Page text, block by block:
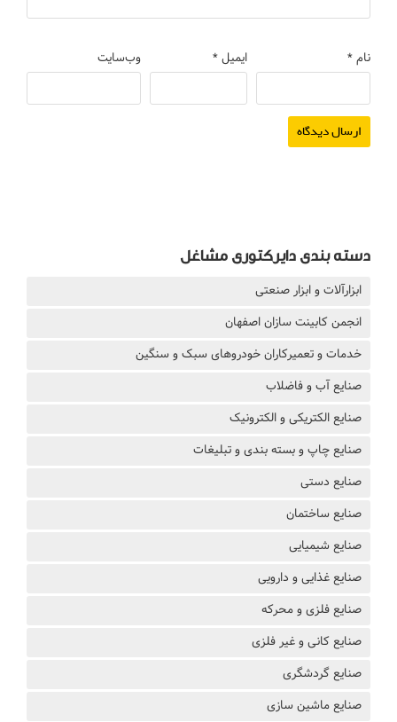
نام* ایمیل* وب‌سایت
دسته بندی دایرکتوری مشاغل
ابزارآلات و ابزار صنعتی
انجمن کابینت سازان اصفهان
خدمات و تعمیرکاران خودروهای سبک و سنگین
صنایع آب و فاضلاب
صنایع الکتریکی و الکترونیک
صنایع چاپ و بسته بندی و تبلیغات
صنایع دستی
صنایع ساختمان
صنایع شیمیایی
صنایع غذایی و دارویی
صنایع فلزی و محرکه
صنایع کانی و غیر فلزی
صنایع گردشگری
صنایع ماشین سازی